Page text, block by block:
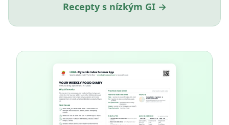
Recepty s nízkým GI →